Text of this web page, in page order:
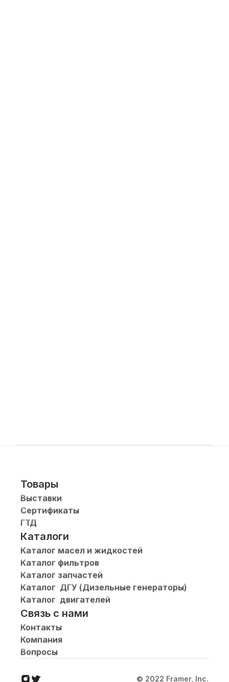
Товары
Выставки
Сертификаты
ГТД
Каталоги
Каталог масел и жидкостей
Каталог фильтров
Каталог запчастей
Каталог  ДГУ (Дизельные генераторы)
Каталог  двигателей
Связь с нами
Контакты
Компания
Вопросы
© 2022 Framer, Inc.